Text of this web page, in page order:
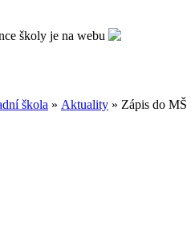
školy je na webu
škola » Aktuality » Zápis do MŠ